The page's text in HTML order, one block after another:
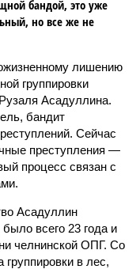
бандой, это уже
но все же не
лишению
группировки
Асадуллина.
бандит
Сейчас
преступления —
процесс связан с
Асадуллин
всего 23 года и
челнинской ОПГ. Со
группировки в лес,